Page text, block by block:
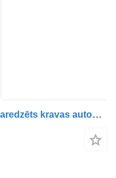
ISO 33008251 zobratu sūknis paredzēts kravas automašīnas